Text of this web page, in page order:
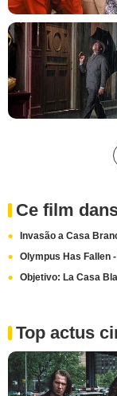
Ce film
Invasão a Casa
Olympus Has Fallen
Objetivo: La Casa
Top actus